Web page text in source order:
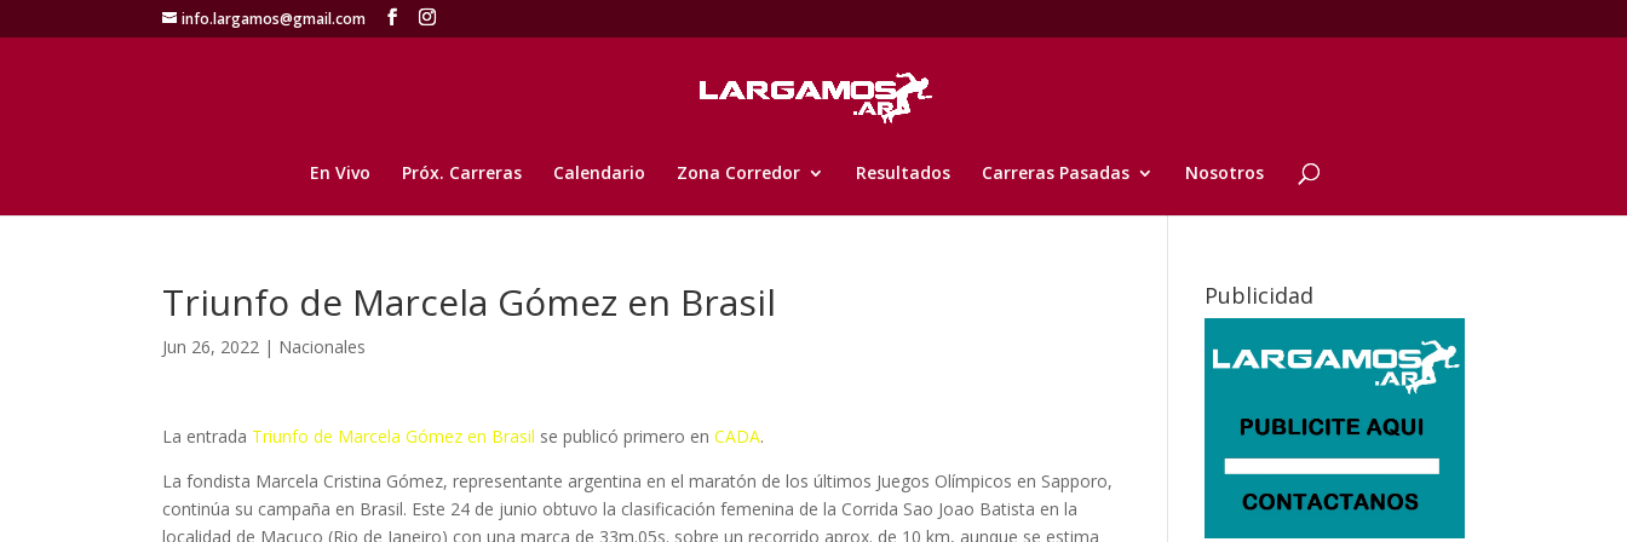
info.largamos@gmail.com
En Vivo Próx. Carreras Calendario Zona Corredor Resultados Carreras Pasadas Nosotros
Triunfo de Marcela Gómez en Brasil
Jun 26, 2022 | Nacionales
La entrada Triunfo de Marcela Gómez en Brasil se publicó primero enCADA.
La fondista Marcela Cristina Gómez, representante argentina en el maratón de los últimos Juegos Olímpicos en Sapporo,
continúa su campaña en Brasil. Este 24 de junio obtuvo la clasificación femenina de la Corrida Sao Joao Batista en la
localidad de Macuco (Rio de Janeiro) con una marca de 33m.05s. sobre un recorrido aprox. de 10 km, aunque se estima
Publicidad